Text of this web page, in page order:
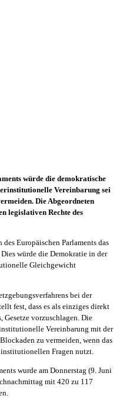
würde die demokratische
Vereinbarung sei
Die Abgeordneten
legislativen Rechte des
Europäischen Parlaments das
würde die Demokratie in der
Gleichgewicht
bei der
fest, dass es als einziges direkt
Gesetze vorzuschlagen. Die
Vereinbarung mit der
zu vermeiden, wenn das
Fragen nutzt.
wurde am Donnerstag (9. Juni
mit 420 zu 117